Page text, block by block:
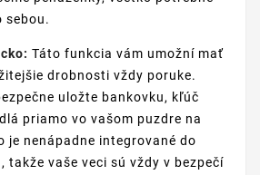
sebou.
Táto funkcia vám umožní mať
drobnosti vždy poruke.
uložte bankovku, kľúč
priamo vo vašom puzdre na
je nenápadne integrované do
takže vaše veci sú vždy v bezpečí